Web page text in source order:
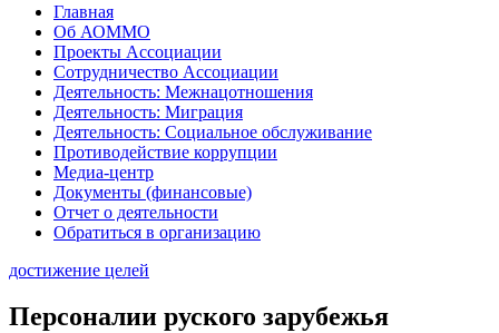
Главная
Об АОММО
Проекты Ассоциации
Сотрудничество Ассоциации
Деятельность: Межнацотношения
Деятельность: Миграция
Деятельность: Социальное обслуживание
Противодействие коррупции
Медиа-центр
Документы (финансовые)
Отчет о деятельности
Обратиться в организацию
достижение целей
Персоналии руского зарубежья